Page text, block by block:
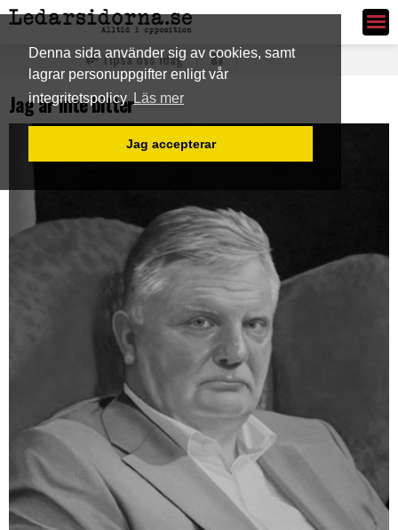
Denna sida använder sig av cookies, samt
lagrar personuppgifter enligt vår
integritetspolicyLäs mer
Jag accepterar
Ledarsidorna.se
Tipsa oss idag
Jag är inte bitter